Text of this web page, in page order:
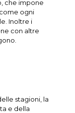
che impone
ogni
Inoltre i
con altre
stagioni, la
e della